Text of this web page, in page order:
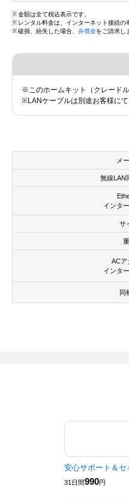
金額は全て税込表示です。
レンタル料金は、インターネット接続の
破損、紛失した場合、 弁償金をご請求し
※このホームキット（クレード
※LANケーブルは別途お客様にて
メ
無線LAN
インタ
サ
ACア
インタ
同
安心サポート＆セ
31日間990円